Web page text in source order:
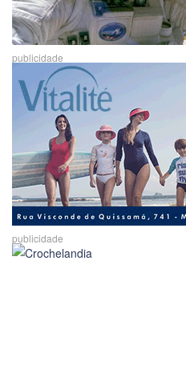
publicidade
publicidade